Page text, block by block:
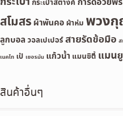
กระเป๋าสตางค์
สโมสร ผ้าพันคอ ผ้าห่ม พวง
ลูกบอล วอลเปเปอร์สายรัดข้อมือ ส
เนคไท เป้ เยอรมัน แก้วน้ำ แมนซิตี้ แมนยู
สินค้าอื่นๆ